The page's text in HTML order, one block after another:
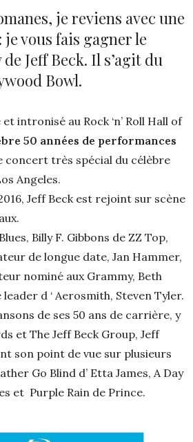
je reviens avec une
vous fais gagner le
Jeff Beck. Il s’agit du
Bowl.
intronisé au Rock ‘n’ Roll Hall of
50 années de performances
concert très spécial du célèbre
Angeles.
Jeff Beck est rejoint sur scène
Billy F. Gibbons de ZZ Top,
de longue date, Jan Hammer,
nominé aux Grammy, Beth
d ‘ Aerosmith, Steven Tyler.
de ses 50 ans de carrière, y
et The Jeff Beck Group, Jeff
son point de vue sur plusieurs
Go Blind d’ Etta James, A Day
et Purple Rain de Prince.